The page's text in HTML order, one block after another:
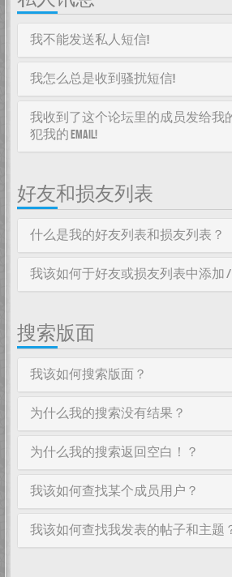
我不能发送私人短信!
我怎么总是收到骚扰短信!
我收到了这个论坛里的成员发给我
犯我的 email!
好友和损友列表
什么是我的好友列表和损友列表？
我该如何于好友或损友列表中添加 /
搜索版面
我该如何搜索版面？
为什么我的搜索没有结果？
为什么我的搜索返回空白！？
我该如何查找某个成员用户？
我该如何查找我发表的帖子和主题